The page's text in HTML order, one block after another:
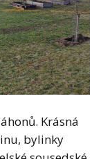
Krásná
bylinky